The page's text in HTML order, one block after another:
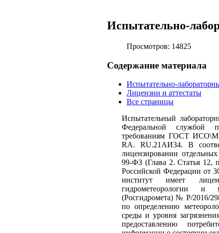
Испытательно-
Просмотров: 14825
Содержание материала
Испытательно-
Лицензии и аттестаты
Все страницы
Испытательный
Федеральной службой
требованиям ГОСТ
RА. RU.21АИ34. В
лицензировании
99-ФЗ (Глава 2. Статья 12,
Российской Федерации от
институт имеет
гидрометеорологии и
(Росгидромета) № Р/2016/
по определению
среды и уровня
предоставлению